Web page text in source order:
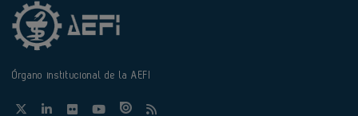
Órgano institucional de la AEFI